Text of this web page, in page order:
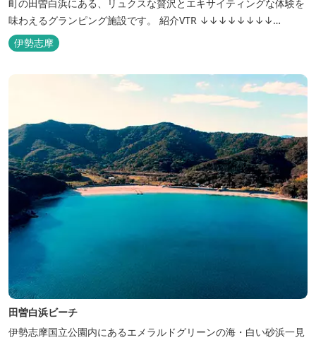
町の田曽白浜にある、リュクスな贅沢とエキサイティングな体験を
味わえるグランピング施設です。 紹介VTR ↓↓↓↓↓↓↓↓
https://www.youtube.com/watch?v=jpF0wPRjqSw
伊勢志摩
田曽白浜ビーチ
伊勢志摩国立公園内にあるエメラルドグリーンの海・白い砂浜一見